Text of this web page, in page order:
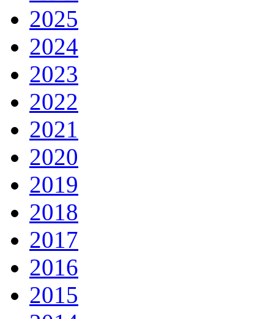
2025
2024
2023
2022
2021
2020
2019
2018
2017
2016
2015